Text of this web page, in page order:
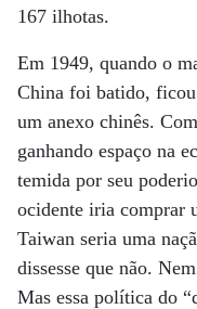
167 ilhotas.
Em 1949, quando o
China foi batido,
um anexo chinês.
ganhando espaço na
temida por seu
ocidente iria comprar
Taiwan seria uma
dissesse que não.
Mas essa política do